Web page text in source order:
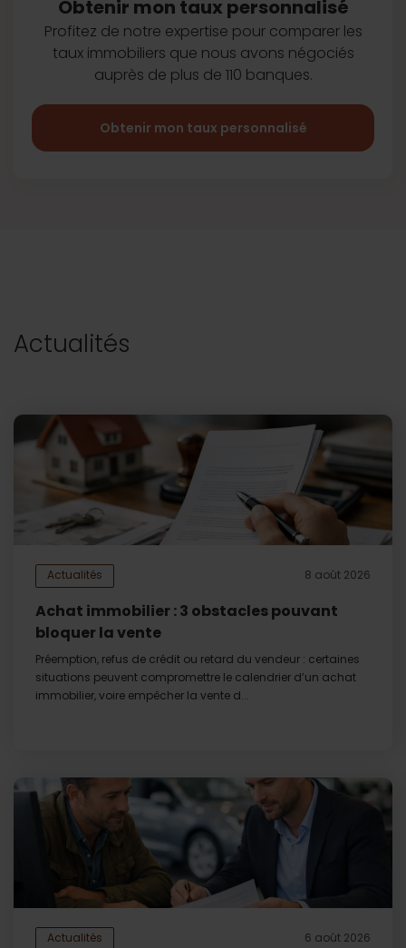
Obtenir mon taux personnalisé
Profitez de notre expertise pour comparer les
taux immobiliers que nous avons négociés
auprès de plus de 110 banques.
Obtenir mon taux personnalisé
Actualités
Actualités 8 août 2026
Achat immobilier : 3 obstacles pouvant
bloquer la vente
Préemption, refus de crédit ou retard du vendeur : certaines
situations peuvent compromettre le calendrier d’un achat
immobilier, voire empêcher la vente d...
Actualités 6 août 2026